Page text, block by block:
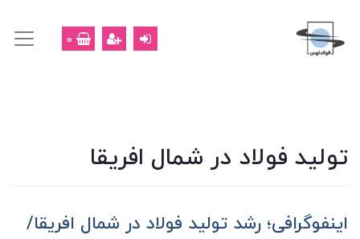
0
تولید فولاد در شمال افریقا
اینفوگرافی؛ رشد تولید فولاد در شمال افریقا‌/